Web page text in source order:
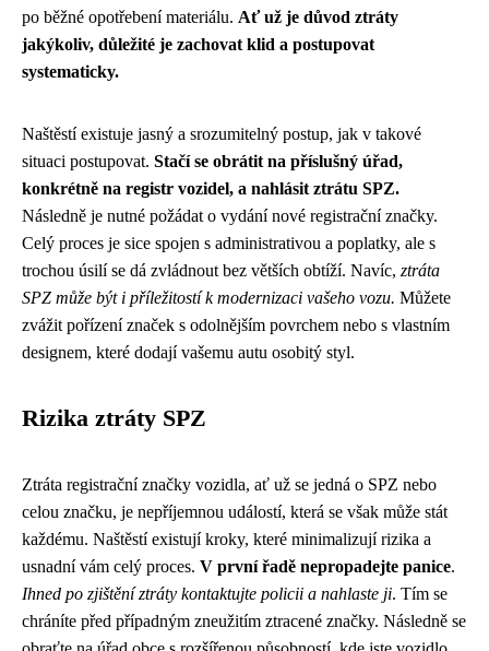
po běžné opotřebení materiálu. Ať už je důvod ztráty
jakýkoliv, důležité je zachovat klid a postupovat
systematicky.
Naštěstí existuje jasný a srozumitelný postup, jak v takové
situaci postupovat. Stačí se obrátit na příslušný úřad,
konkrétně na registr vozidel, a nahlásit ztrátu SPZ.
Následně je nutné požádat o vydání nové registrační značky.
Celý proces je sice spojen s administrativou a poplatky, ale s
trochou úsilí se dá zvládnout bez větších obtíží. Navíc, ztráta
SPZ může být i příležitostí k modernizaci vašeho vozu. Můžete
zvážit pořízení značek s odolnějším povrchem nebo s vlastním
designem, které dodají vašemu autu osobitý styl.
Rizika ztráty SPZ
Ztráta registrační značky vozidla, ať už se jedná o SPZ nebo
celou značku, je nepříjemnou událostí, která se však může stát
každému. Naštěstí existují kroky, které minimalizují rizika a
usnadní vám celý proces. V první řadě nepropadejte panice.
Ihned po zjištění ztráty kontaktujte policii a nahlaste ji. Tím se
chráníte před případným zneužitím ztracené značky. Následně se